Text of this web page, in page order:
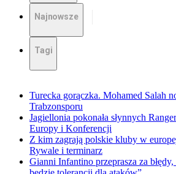
Najnowsze
Tagi
Turecka gorączka. Mohamed Salah
Trabzonsporu
Jagiellonia pokonała słynnych
Europy i Konferencji
Z kim zagrają polskie kluby w
Rywale i terminarz
Gianni Infantino przeprasza za